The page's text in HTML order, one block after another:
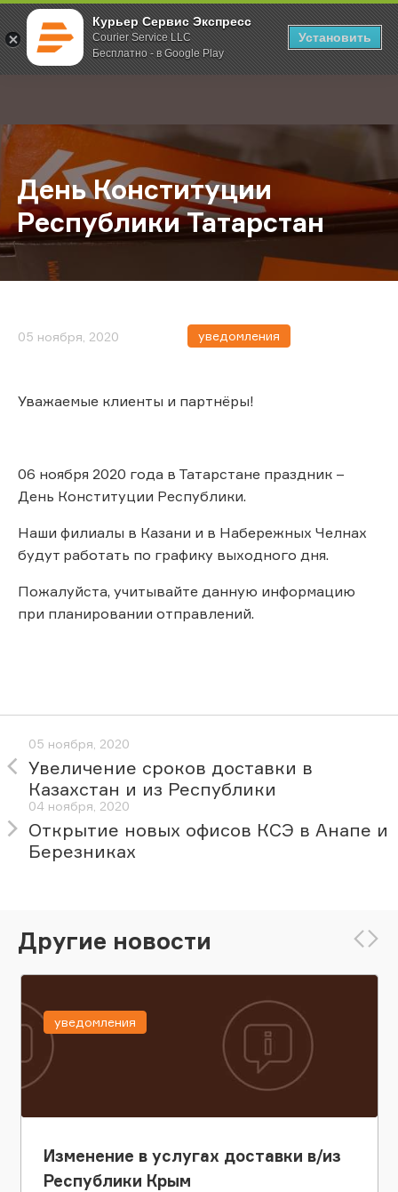
Курьер Сервис Экспресс
Courier Service LLC
Бесплатно - в Google Play
Установить
; Главная О компании Новости День Конституции Республики
День Конституции
Республики Татарстан
05 ноября, 2020 уведомления
Уважаемые клиенты и партнёры!
06 ноября 2020 года в Татарстане праздник –
День Конституции Республики.
Наши филиалы в Казани и в Набережных Челнах
будут работать по графику выходного дня.
Пожалуйста, учитывайте данную информацию
при планировании отправлений.
05 ноября, 2020
Увеличение сроков доставки в
Казахстан и из Республики
04 ноября, 2020
Открытие новых офисов КСЭ в Анапе и
Березниках
Другие новости
Изменение в услугах доставки в/из
Республики Крым
уведомления